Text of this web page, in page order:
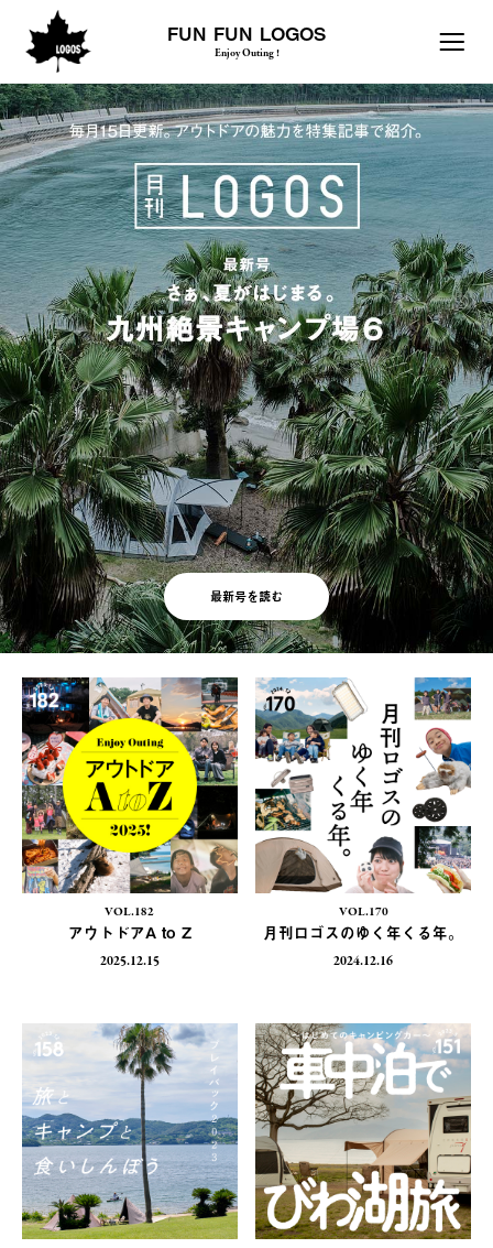
FUN FUN LOGOS
Enjoy Outing !
最新号を読む
VOL.182
アウトドアA to Z
2025.12.15
VOL.170
月刊ロゴスのゆく年くる年。
2024.12.16